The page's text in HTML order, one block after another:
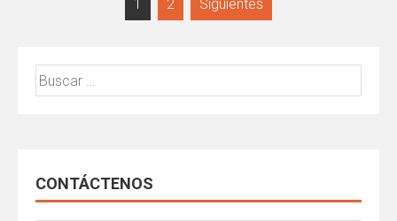
1 2 Siguientes
Buscar:
CONTÁCTENOS